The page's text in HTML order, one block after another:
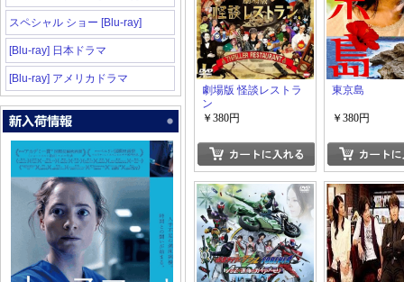
スペシャル ショー [Blu-ray]
[Blu-ray] 日本ドラマ
[Blu-ray] アメリカドラマ
劇場版 怪談レストラ
ン
￥380円
東京島
￥380円